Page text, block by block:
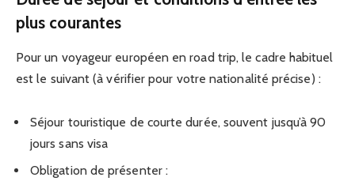
plus courantes
Pour un voyageur européen en road trip, le cadre habituel
est le suivant (à vérifier pour votre nationalité précise) :
Séjour touristique de courte durée, souvent jusqu’à 90
jours sans visa
Obligation de présenter :